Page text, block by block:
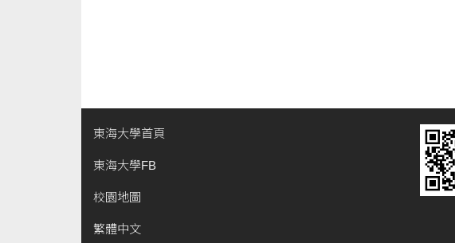
東海大學首頁
東海大學FB
校園地圖
繁體中文